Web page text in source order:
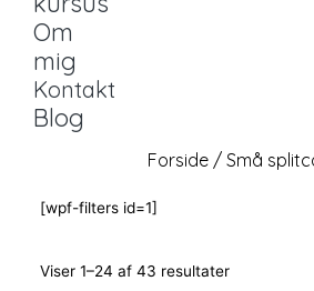
Om
mig
Kontakt
Blog
Forside/ Små
[wpf-filters id=1]
Viser 1–24 af 43 resultater